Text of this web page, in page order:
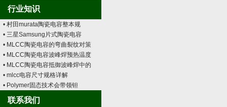
行业知识
• 村田murata陶瓷电容整本规
• 三星Samsung片式陶瓷电容
• MLCC陶瓷电容的弯曲裂纹对策
• MLCC陶瓷电容波峰焊预热温度
• MLCC陶瓷电容抵御波峰焊中的
• mlcc电容尺寸规格详解
• Polymer固态技术会带领钽
联系我们